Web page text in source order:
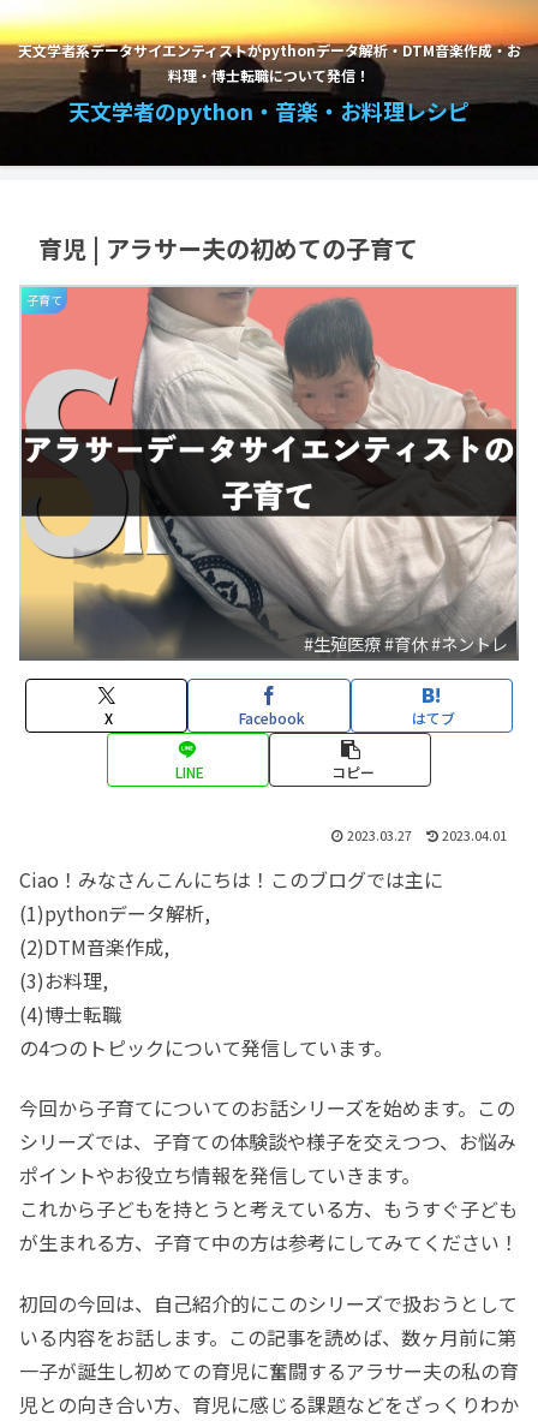
天文学者系データサイエンティストがpythonデータ解析・DTM音楽作成・お
料理・博士転職について発信！
天文学者のpython・音楽・お料理レシピ
育児 | アラサー夫の初めての子育て
子育て
#生殖医療 #育休 #ネントレ
X Facebook はてブ
LINE コピー
2023.03.27 2023.04.01
Ciao！みなさんこんにちは！このブログでは主に
(1)pythonデータ解析,
(2)DTM音楽作成,
(3)お料理,
(4)博士転職
の4つのトピックについて発信しています。
今回から子育てについてのお話シリーズを始めます。この
シリーズでは、子育ての体験談や様子を交えつつ、お悩み
ポイントやお役立ち情報を発信していきます。
これから子どもを持とうと考えている方、もうすぐ子ども
が生まれる方、子育て中の方は参考にしてみてください！
初回の今回は、自己紹介的にこのシリーズで扱おうとして
いる内容をお話します。この記事を読めば、数ヶ月前に第
一子が誕生し初めての育児に奮闘するアラサー夫の私の育
児との向き合い方、育児に感じる課題などをざっくりわか